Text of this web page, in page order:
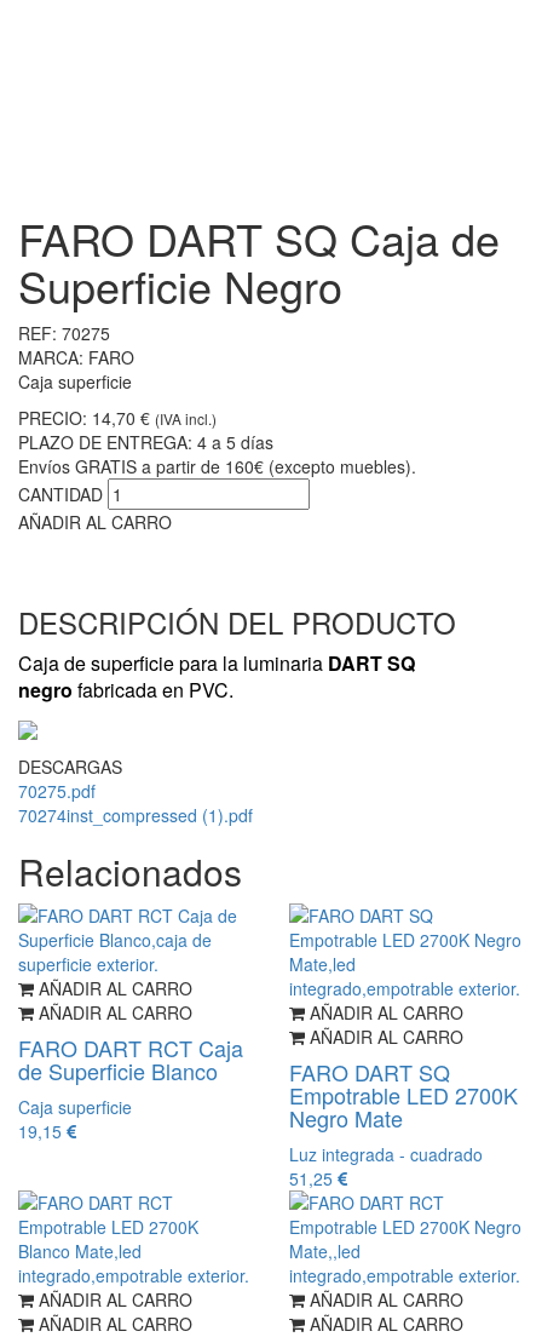
FARO DART SQ Caja de
Superficie Negro
REF: 70275
MARCA: FARO
Caja superficie
PRECIO: 14,70 € (IVA incl.)
PLAZO DE ENTREGA: 4 a 5 días
Envíos GRATIS a partir de 160€ (excepto muebles).
CANTIDAD
AÑADIR AL CARRO
DESCRIPCIÓN DEL PRODUCTO
Caja de superficie para la luminaria DART SQ
negro fabricada en PVC.
DESCARGAS
70275.pdf
70274inst_compressed (1).pdf
Relacionados
AÑADIR AL CARRO
AÑADIR AL CARRO
FARO DART RCT Caja
de Superficie Blanco
Caja superficie
19,15
AÑADIR AL CARRO
AÑADIR AL CARRO
FARO DART SQ
Empotrable LED 2700K
Negro Mate
Luz integrada - cuadrado
51,25
AÑADIR AL CARRO
AÑADIR AL CARRO
AÑADIR AL CARRO
AÑADIR AL CARRO